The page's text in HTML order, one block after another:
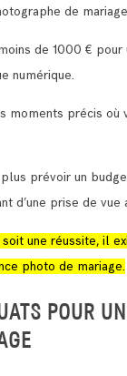
de
de 1000 € pour
numérique.
moments précis où
prévoir un
d’une prise de vue
une réussite, il
photo de mariage.
POUR